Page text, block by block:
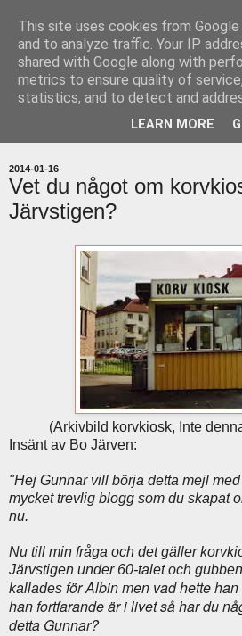
med stort och smått från Uddevallas
2014-01-16
Vet du något om
Järvstigen?
(Arkivbild korvkiosk, Inte
Insänt av Bo Järven:
"Hej Gunnar vill börja detta mejl
mycket trevlig blogg som du skapat
nu.
Nu till min fråga och det gäller
Järvstigen under 60-talet och
kallades för Albin men vad hette
han fortfarande är i livet så har du
detta Gunnar?
This site uses cookies from
and to analyze traffic. Your IP
shared with Google along with
metrics to ensure quality of
statistics, and to detect and
LEARN MORE